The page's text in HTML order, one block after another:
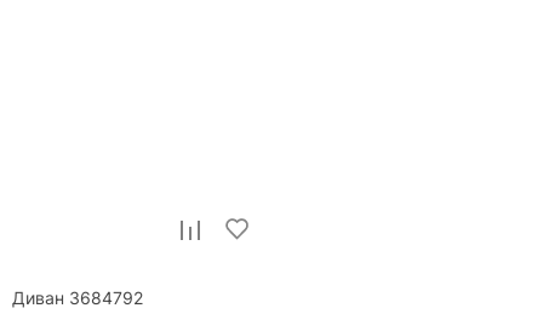
Диван 3684792